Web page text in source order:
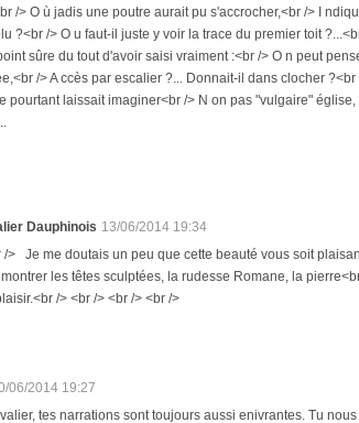
/> O ù jadis une poutre aurait pu s'accrocher,<br /> I
?<br /> O u faut-il juste y voir la trace du premier toit
sûre du tout d'avoir saisi vraiment :<br /> O n peut
/> A ccès par escalier ?... Donnait-il dans clocher
pourtant laissait imaginer<br /> N on pas "vulgaire"
Dauphinois 13/06/2014 19:34
/> Je me doutais un peu que cette beauté vous soit
les têtes sculptées, la rudesse Romane, la
/> <br /> <br /> <br />
06/2014 19:27
tes narrations sont toujours aussi enivrantes. Tu